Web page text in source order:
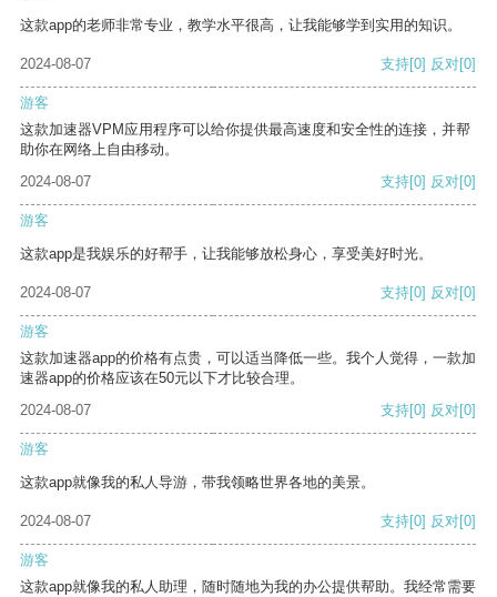
这款app的老师非常专业，教学水平很高，让我能够学到实用的知识。
2024-08-07 支持[0] 反对[0]
游客
这款加速器VPM应用程序可以给你提供最高速度和安全性的连接，并帮
助你在网络上自由移动。
2024-08-07
支持[0] 反对[0]
游客
这款app是我娱乐的好帮手，让我能够放松身心，享受美好时光。
2024-08-07 支持[0] 反对[0]
游客
这款加速器app的价格有点贵，可以适当降低一些。我个人觉得，一款加
速器app的价格应该在50元以下才比较合理。
2024-08-07
支持[0] 反对[0]
游客
这款app就像我的私人导游，带我领略世界各地的美景。
2024-08-07 支持[0] 反对[0]
游客
这款app就像我的私人助理，随时随地为我的办公提供帮助。我经常需要